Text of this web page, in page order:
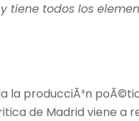
todos los
la producciÃ³n
de Madrid viene a